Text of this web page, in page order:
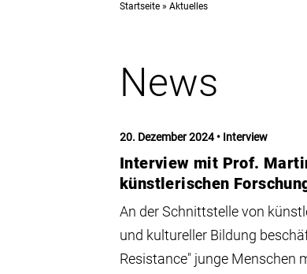
Startseite Aktuelles
News
20. Dezember 2024 Interview
Interview mit Prof.
künstlerischen
An der Schnittstelle von
und kultureller Bildung
Resistance" junge Menschen